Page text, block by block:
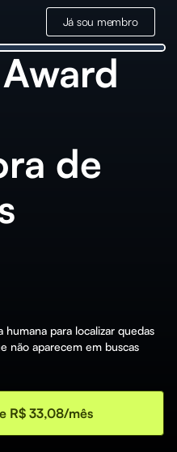
Já sou membro
de
para localizar quedas
não aparecem em buscas
R$ 33,08/mês